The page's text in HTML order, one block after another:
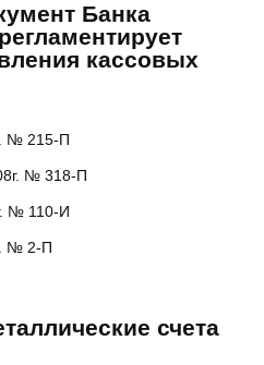
Банка
кассовых
№ 215-П
№ 318-П
№ 110-И
№ 2-П
счета